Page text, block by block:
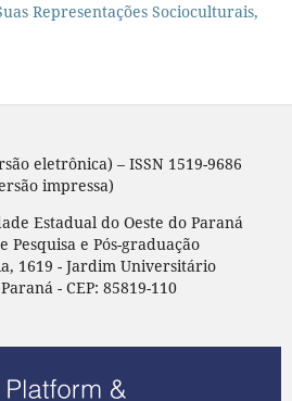
Representações Socioculturais,
eletrônica) – ISSN 1519-9686
impressa)
Estadual do Oeste do Paraná
Pesquisa e Pós-graduação
1619 - Jardim Universitário
- CEP: 85819-110